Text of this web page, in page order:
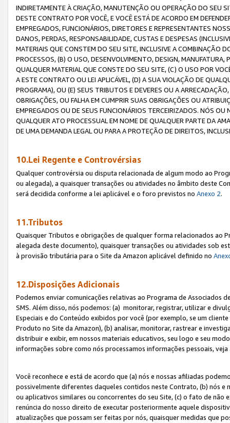
INDIRETAMENTE À CRIAÇÃO, MANUTENÇÃO OU OPERAÇÃO DO SEU
DESTE CONTRATO POR VOCÊ, E VOCÊ ESTÁ DE ACORDO EM
EMPREGADOS, FUNCIONÁRIOS, DIRETORES E REPRESENTANTES
DANOS, PERDAS, RESPONSABILIDADE, CUSTAS E DESPESAS
MATERIAIS QUE CONSTEM DO SEU SITE, INCLUSIVE A COMBINAÇÃO
PROCESSOS, (B) O USO, DESENVOLVIMENTO, DESIGN,
QUALQUER MATERIAL QUE CONSTE DO SEU SITE, (C) O USO POR
A ESTE CONTRATO OU LEI APLICÁVEL, (D) A SUA VIOLAÇÃO DE
PROGRAMA), OU (E) SEUS TRIBUTOS E DEVERES OU A
OBRIGAÇÕES, OU FALHA EM CUMPRIR SUAS OBRIGAÇÕES OU
EMPREGADOS OU DE SEUS FUNCIONÁRIOS TERCEIRIZADOS. NÓS
QUALQUER ATO PROCESSUAL EM NOME DE QUALQUER PARTE DA
DE UMA DEMANDA LEGAL OU PARA A PROTEÇÃO DE DIREITOS,
10.Lei Regente e Controvérsias
Qualquer controvérsia ou disputa relacionada de algum modo ao
ou alegada), a quaisquer transações ou atividades no âmbito deste
será decidida conforme a lei aplicável e o foro previstos no Anexo 2.
11.Tributos
Quaisquer Tributos e obrigações de qualquer forma relacionados ao
alegada deste documento), quaisquer transações ou atividades sob
à provisão tributária para o Site da Amazon aplicável definido no
12.Disposições Adicionais
Podemos enviar comunicações relativas ao Programa de Associados
SMS. Além disso, nós podemos: (a) monitorar, registrar, utilizar e
Especiais e do Conteúdo exibidos por você (por exemplo, se um
Produto no Site da Amazon), (b) analisar, monitorar, rastrear e
distribuir e exibir, em nossos materiais educativos, seu logo e seu
informações sobre como nós processamos informações pessoais,
Você reconhece e está de acordo que (a) nós e nossas afiliadas
possivelmente diferentes daqueles contidos neste Contrato, (b) nós
ou aplicativos similares ou concorrentes do seu Site, (c) o fato de
renúncia do nosso direito de executar posteriormente aquele
atualizações que possam ser feitas por nós, quaisquer medidas que